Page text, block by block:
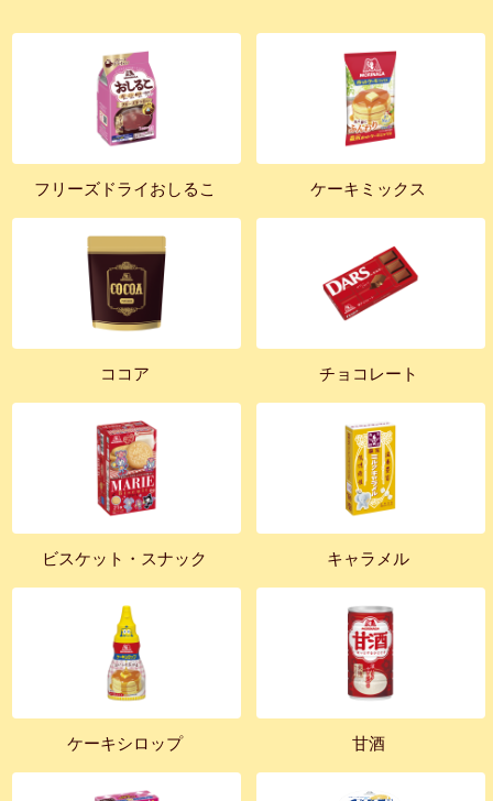
フリーズドライおしるこ ケーキミックス
ココア チョコレート
ビスケット・スナック キャラメル
ケーキシロップ 甘酒